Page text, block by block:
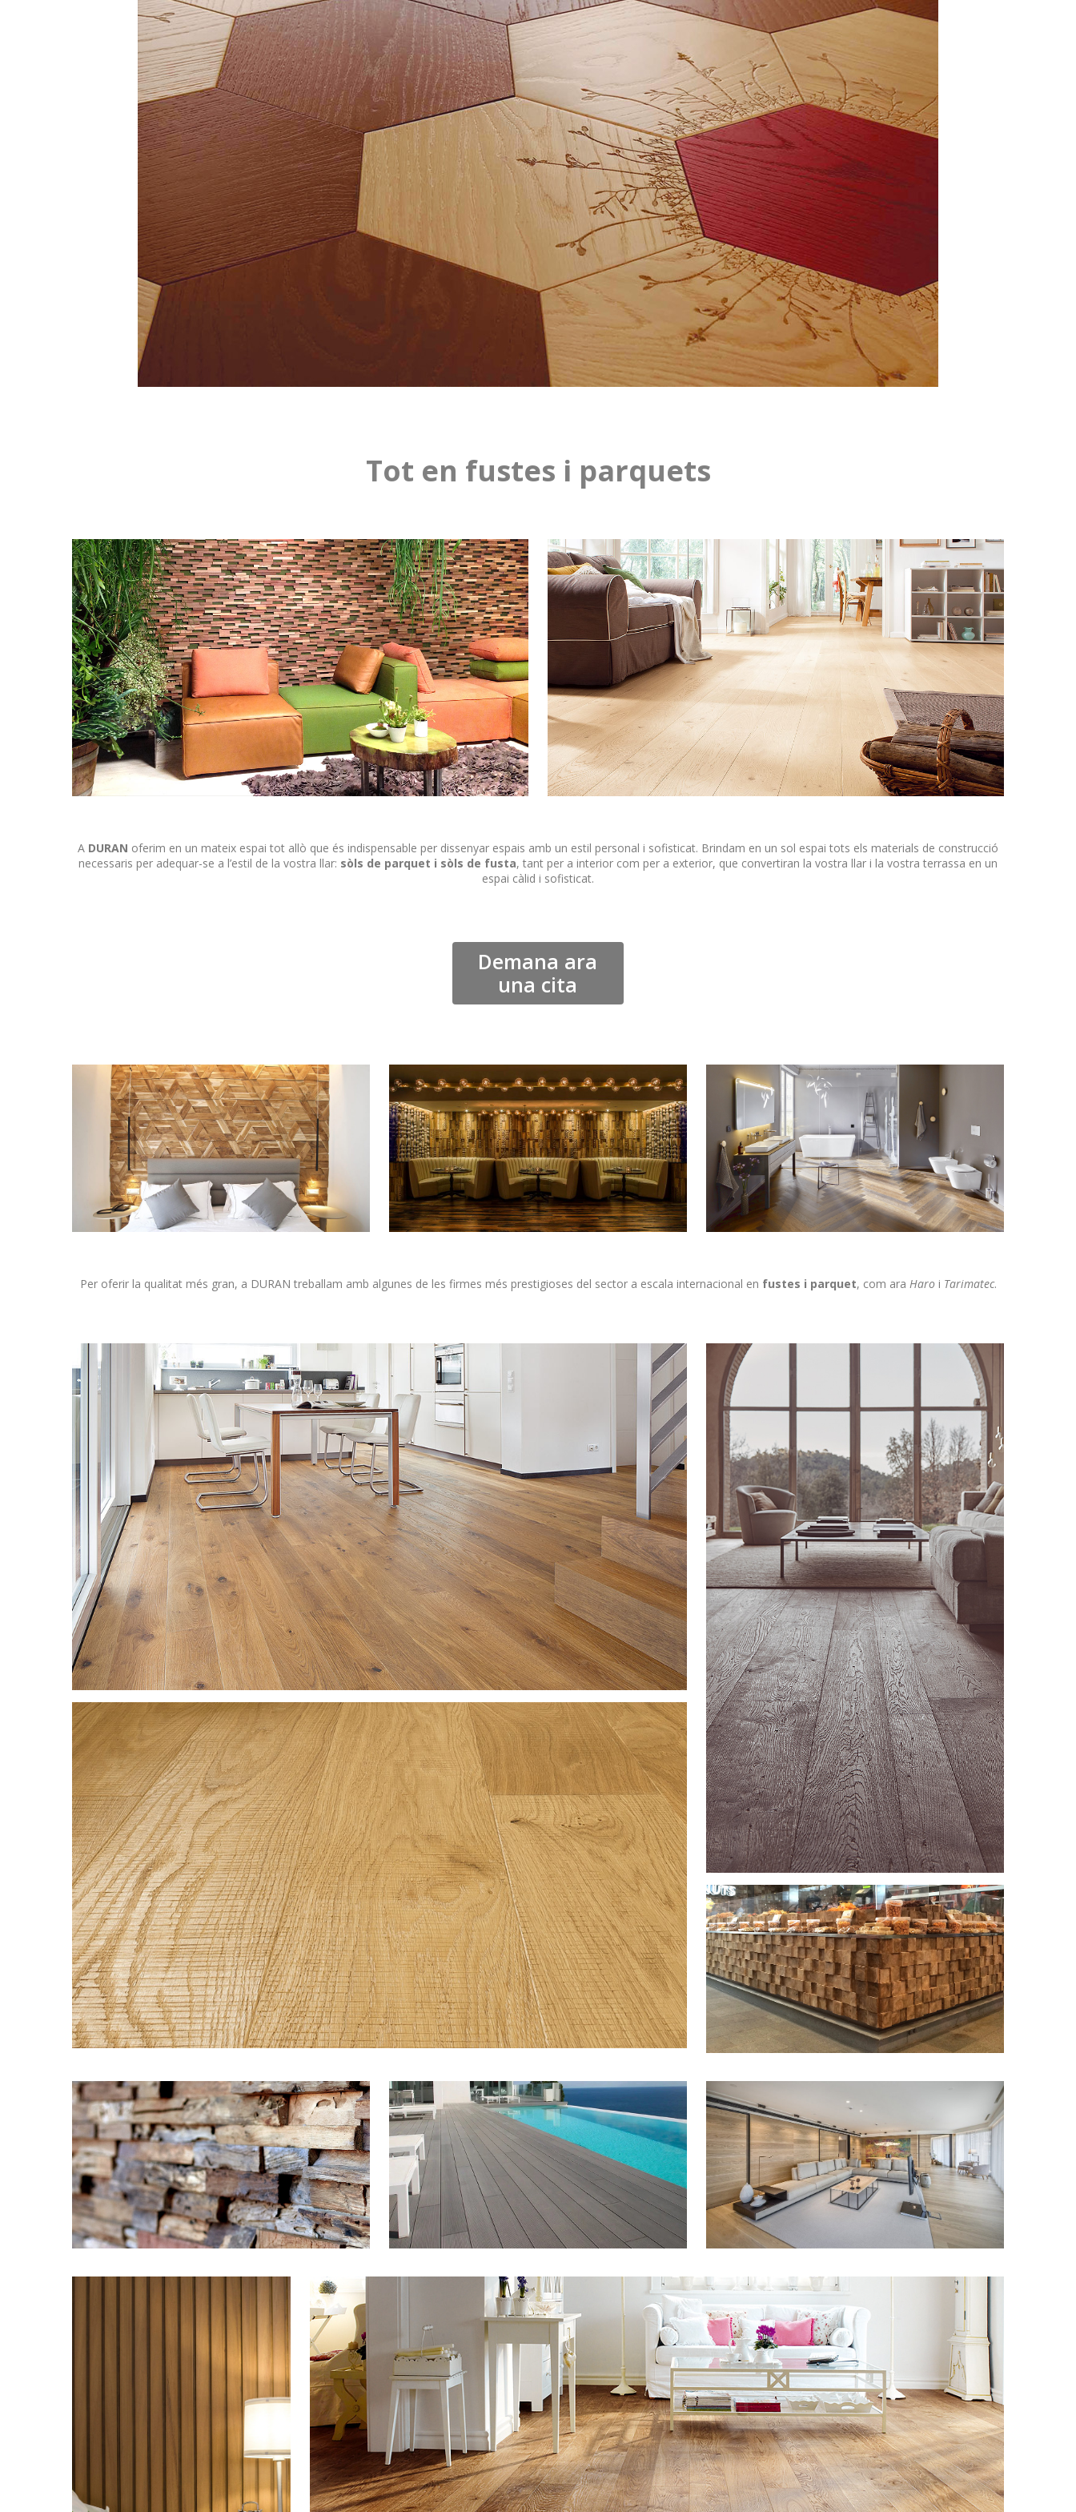
Tot en fustes i parquets
A DURAN oferim en un mateix espai tot allò que és indispensable per dissenyar espais amb un estil personal i sofisticat. Brindam en un sol espai tots els materials de construcció
necessaris per adequar-se a l’estil de la vostra llar: sòls de parquet i sòls de fusta, tant per a interior com per a exterior, que convertiran la vostra llar i la vostra terrassa en un
espai càlid i sofisticat.
Demana ara
una cita
Per oferir la qualitat més gran, a DURAN treballam amb algunes de les firmes més prestigioses del sector a escala internacional en fustes i parquet, com ara Haro i Tarimatec.